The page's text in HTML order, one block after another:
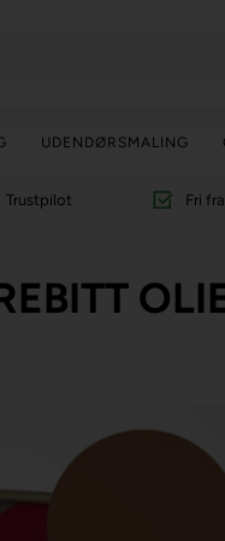
UDENDØRSMALING
Trustpilot Fri